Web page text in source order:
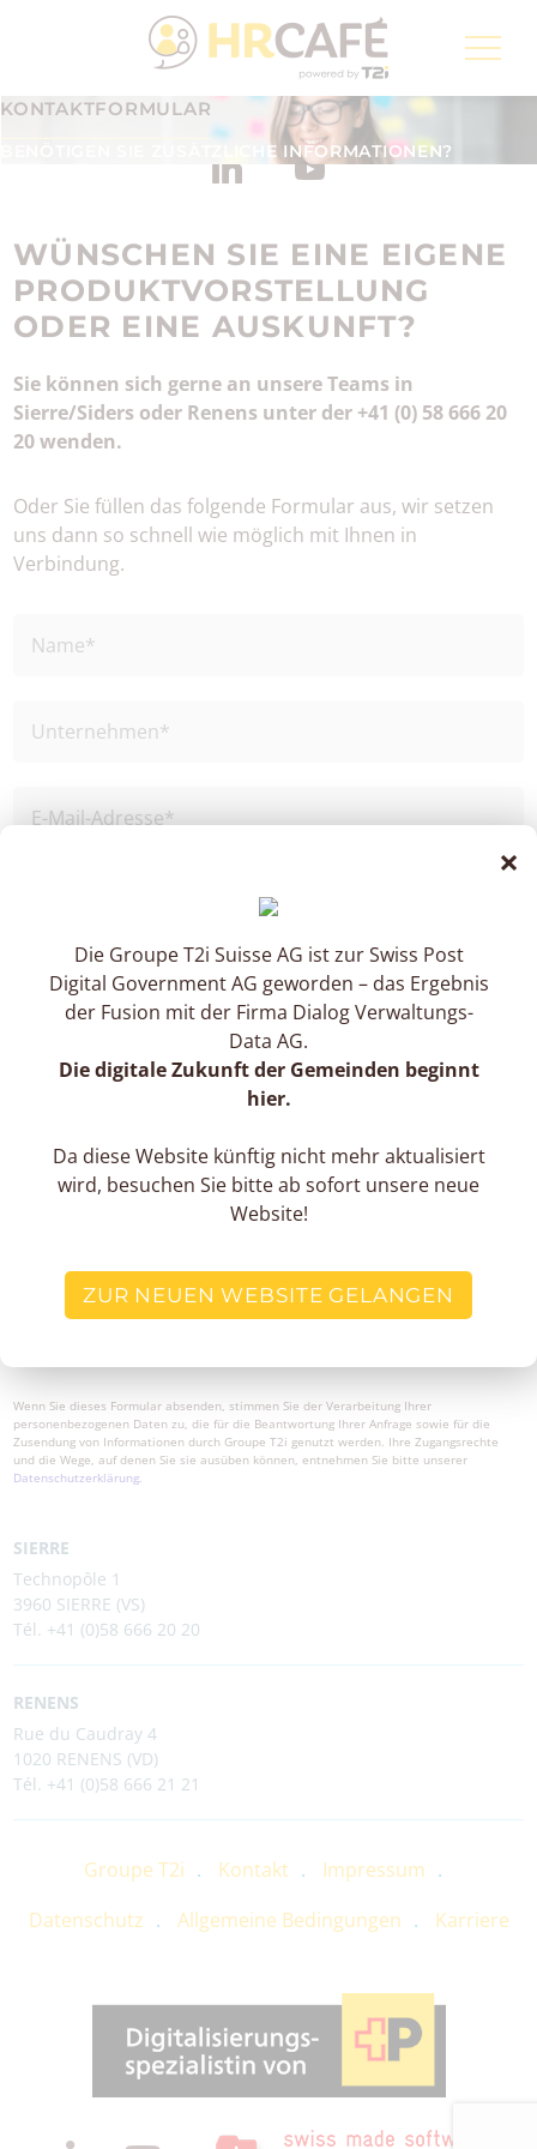
×
Die Groupe T2i Suisse AG ist zur Swiss Post
Digital Government AG geworden – das Ergebnis
der Fusion mit der Firma Dialog Verwaltungs-
Data AG.
Die digitale Zukunft der Gemeinden beginnt
hier.
Da diese Website künftig nicht mehr aktualisiert
wird, besuchen Sie bitte ab sofort unsere neue
Website!
ZUR NEUEN WEBSITE GELANGEN
Groupe T2i, ein Digitalisierungsspezialist von der
Schweizerischen Post
Anmeldung zum Newsletter
KONTAKTFORMULAR
BENÖTIGEN SIE ZUSÄTZLICHE INFORMATIONEN?
WÜNSCHEN SIE EINE EIGENE
PRODUKTVORSTELLUNG
ODER EINE AUSKUNFT?
Sie können sich gerne an unsere Teams in
Sierre/Siders oder Renens unter der +41 (0) 58 666 20
20 wenden.
Oder Sie füllen das folgende Formular aus, wir setzen
uns dann so schnell wie möglich mit Ihnen in
Verbindung.
Wenn Sie dieses Formular absenden, stimmen Sie der Verarbeitung Ihrer
personenbezogenen Daten zu, die für die Beantwortung Ihrer Anfrage sowie für die
Zusendung von Informationen durch Groupe T2i genutzt werden. Ihre Zugangsrechte
und die Wege, auf denen Sie sie ausüben können, entnehmen Sie bitte unserer
Datenschutzerklärung.
SIERRE
Technopôle 1
3960 SIERRE (VS)
Tél. +41 (0)58 666 20 20
RENENS
Rue du Caudray 4
1020 RENENS (VD)
Tél. +41 (0)58 666 21 21
Groupe T2i Kontakt
Impressum
Datenschutz
Allgemeine Bedingungen Karriere